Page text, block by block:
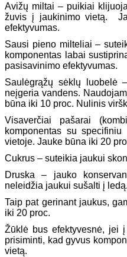
Avižų miltai – puikiai
žuvis į jaukinimo vietą.
efektyvumas.
Sausi pieno milteliai –
komponentas labai
pasisavinimo efektyvumas.
Saulėgrąžų sėklų luobelė
neįgeria vandens.
būna iki 10 proc. Nulinis
Visaverčiai pašarai
komponentas su
vietoje. Jauke būna iki 20
Cukrus – suteikia jaukui
Druska – jauko
neleidžia jaukui sušalti į
Taip pat gerinant jaukus,
iki 20 proc.
Žūklė bus efektyvesnė, jei
prisiminti, kad gyvus
vietą.